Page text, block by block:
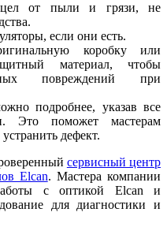
от пыли и грязи, не
если они есть.
коробку или
материал, чтобы
повреждений при
подробнее, указав все
Это поможет мастерам
дефект.
сервисный центр
Elcan. Мастера компании
с оптикой Elcan и
для диагностики и